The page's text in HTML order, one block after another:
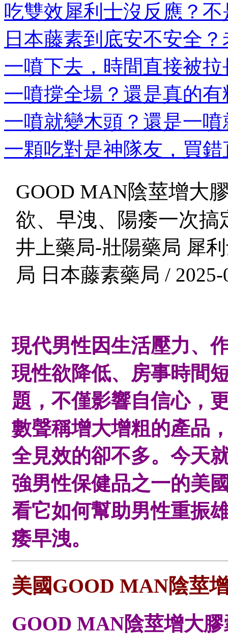
吃雙效犀利士沒反應？
日本藤素到底安不安全
一噴下去，時間直接被
一噴撐全場？還是真的
一噴就變木頭？還是一
一顆吃對是神隊友，買
GOOD MAN陰莖增大
欲、早洩、陽痿一次搞
井上藥局-壯陽藥局 犀
局 日本藤素藥局 / 2025-
現代男性因生活壓力、
現性欲降低、房事時間
題，不僅影響自信心，
數聲稱增大增粗的產品
全見效的卻不多。今天
強男性保健品之一的美
看它如何幫助男性重振
痿早洩。
美國GOOD MAN陰莖
GOOD MAN陰莖增大